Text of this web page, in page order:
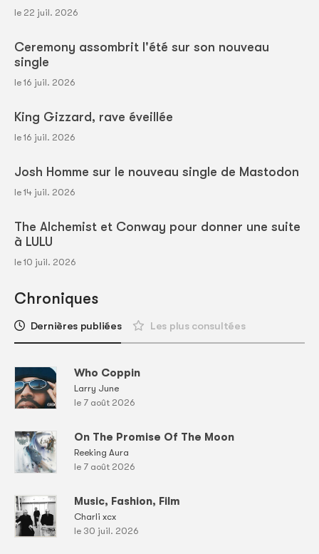
le 22 juil. 2026
Ceremony assombrit l'été sur son nouveau
single
le 16 juil. 2026
King Gizzard, rave éveillée
le 16 juil. 2026
Josh Homme sur le nouveau single de Mastodon
le 14 juil. 2026
The Alchemist et Conway pour donner une suite
à LULU
le 10 juil. 2026
Chroniques
Dernières publiées Les plus consultées
Who Coppin
Larry June
le 7 août 2026
On The Promise Of The Moon
Reeking Aura
le 7 août 2026
Music, Fashion, Film
Charli xcx
le 30 juil. 2026